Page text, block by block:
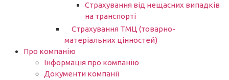
Страхування від нещасних випадків
на транспорті
Страхування ТМЦ (товарно-
матеріальних цінностей)
Про компанію
Інформація про компанію
Документи компанії